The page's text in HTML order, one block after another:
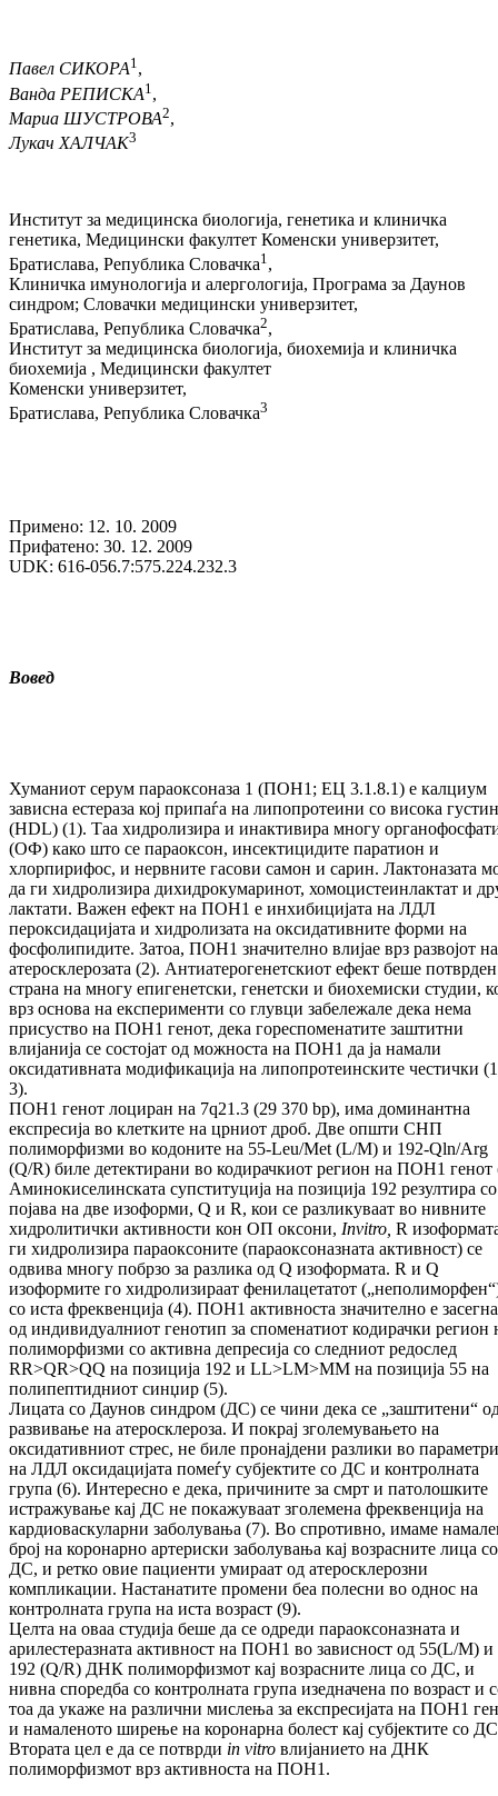
Павел СИКОРА1,
Ванда РЕПИСКА1 ,
Мариа ШУСТРОВА2,
Лукач ХАЛЧАК3
Институт за медицинска биологија, генетика и клиничка
генетика, Медицински факултет Коменски универзитет,
Братислава, Република Словачка1 ,
Клиничка имунологија и алергологија, Програма за Даунов
синдром; Словачки медицински универзитет,
Братислава, Република Словачка2,
Институт за медицинска биологија, биохемија и клиничка
биохемија , Медицински факултет
Коменски универзитет,
Братислава, Република Словачка3
Примено: 12. 10. 2009
Прифатено: 30. 12. 2009
UDK: 616-056.7:575.224.232.3
Вовед
Хуманиот серум параоксоназа 1 (ПОН1; ЕЦ 3.1.8.1) е калциум
зависна естераза кој припаѓа на липопротеини со висока
(HDL) (1). Таа хидролизира и инактивира многу
(ОФ) како што се параоксон, инсектицидите паратион и
хлорпирифос, и нервните гасови самон и сарин. Лактоназата
да ги хидролизира дихидрокумаринот, хомоцистеинлактат и
лактати. Важен ефект на ПОН1 е инхибицијата на ЛДЛ
пероксидацијата и хидролизата на оксидативните форми на
фосфолипидите. Затоа, ПОН1 значително влијае врз развојот на
атеросклерозата (2). Антиaтерoгенетскиот ефект беше
страна на многу епигенетски, генетски и биохемиски студии,
врз основа на експерименти со глувци забележале дека нема
присуство на ПОН1 генот, дека гореспоменатите заштитни
влијанија се состојат од можноста на ПОН1 да ја намали
оксидативната модификација на липопротеинските честички
3).
ПОН1 генот лоциран на 7q21.3 (29 370 bp), има доминантна
експресија во клетките на црниот дроб. Две општи СНП
полиморфизми во кодоните на 55-Leu/Met (L/M) и 192-Qln/Arg
(Q/R) биле детектирани во кодирачкиот регион на ПОН1 генот
Аминокиселинската супституција на позиција 192 резултира со
појава на две изоформи, Q и R, кои се разликуваат во нивните
хидролитички активности кон ОП оксони, Invitro R
ги хидролизира параоксоните (параоксоназната активност) се
одвива многу побрзо за разлика од Q изоформата. R и Q
изоформите го хидролизираат фенилацетатот
со иста фреквенција (4). ПОН1 активноста значително е
од индивидуалниот генотип за споменатиот кодирачки регион
полиморфизми со активна депресија со следниот редослед
RR>QR>QQ на позиција 192 и LL>LM>MM на позиција 55 на
полипептидниот синџир (5).
Лицата со Даунов синдром (ДС) се чини дека се „заштитени“
развивање на атеросклероза. И покрај зголемувањето на
оксидативниот стрес, не биле пронајдени разлики во
на ЛДЛ оксидацијата помеѓу субјектите со ДС и контролната
група (6). Интересно е дека, причините за смрт и патолошките
истражување кај ДС не покажуваат зголемена фреквенција на
кардиоваскуларни заболувања (7). Во спротивно, имаме
број на коронарно артериски заболувања кај возрасните лица со
ДС, и ретко овие пациенти умираат од атеросклерозни
компликации. Настанатите промени беа полесни во однос на
контролната група на иста возраст (9).
Целта на оваа студија беше да се одреди параоксоназната и
арилестеразната активност на ПОН1 во зависност од 55(L/M) и
192 (Q/R) ДНК полиморфизмот кај возрасните лица со ДС, и
нивна споредба со контролната група изедначена по возраст и
тоа да укаже на различни мислења за експресијата на ПОН1
и намаленото ширење на коронарна болест кај субјектите со
Втората цел е да се потврди in vitro влијанието на ДНК
полиморфизмот врз активноста на ПОН1.